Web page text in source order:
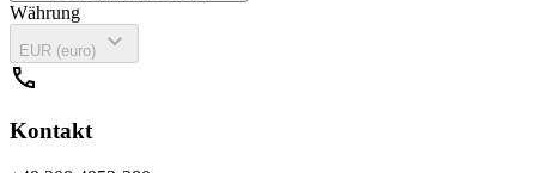
Währung
EUR (euro)
expand_more
call
Kontakt